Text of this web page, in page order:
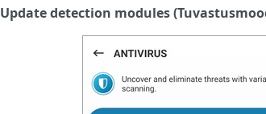
Update detection modules